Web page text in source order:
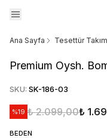
Ana Sayfa Tesettür Takım
Premium Oysh.
SKU: SK-186-03
%19 ₺ 2.099,00₺
BEDEN